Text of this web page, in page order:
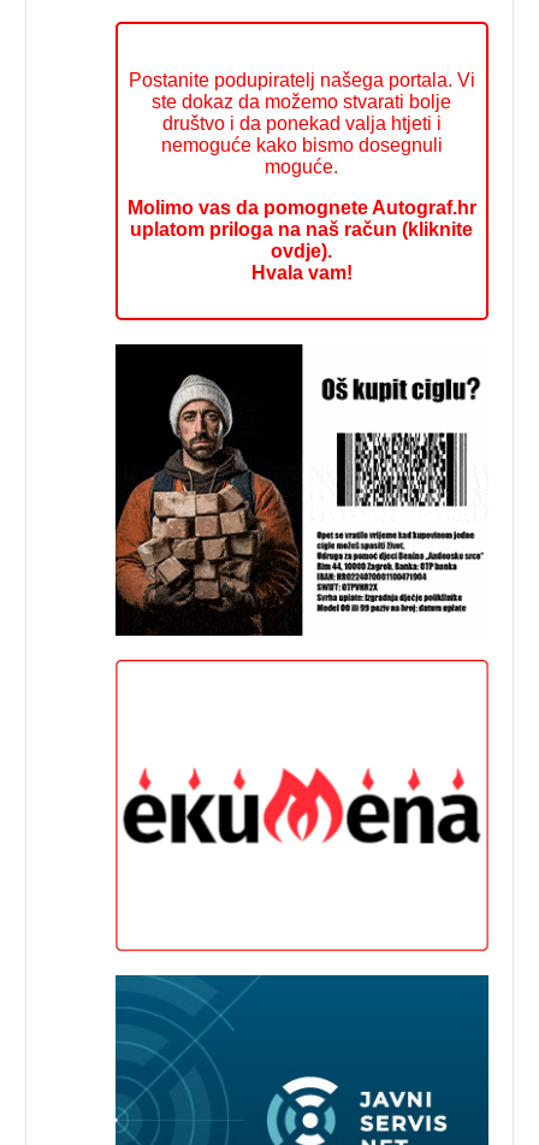
Postanite podupiratelj našega portala. Vi
ste dokaz da možemo stvarati bolje
društvo i da ponekad valja htjeti i
nemoguće kako bismo dosegnuli
moguće.
Molimo vas da pomognete Autograf.hr
uplatom priloga na naš račun (kliknite
ovdje).
Hvala vam!